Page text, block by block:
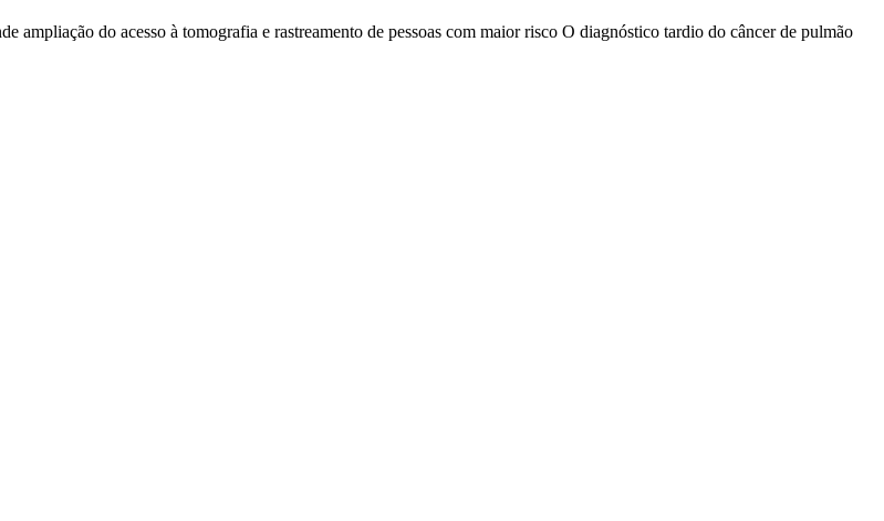
ampliação do acesso à tomografia e rastreamento de pessoas com maior risco O diagnóstico tardio do câncer de pulmão